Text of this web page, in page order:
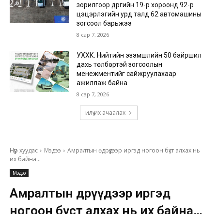
зорилгоор дүүргийн 19-р хороонд 92-р
цэцэрлэгийн урд талд 62 автомашины
зогсоол барьжээ
8 сар 7, 2026
УХХК: Нийтийн эзэмшлийн 50 байршил
дахь төлбөртэй зогсоолын
менежментийг сайжруулахаар
ажиллаж байна
8 сар 7, 2026
илүү их ачаалах